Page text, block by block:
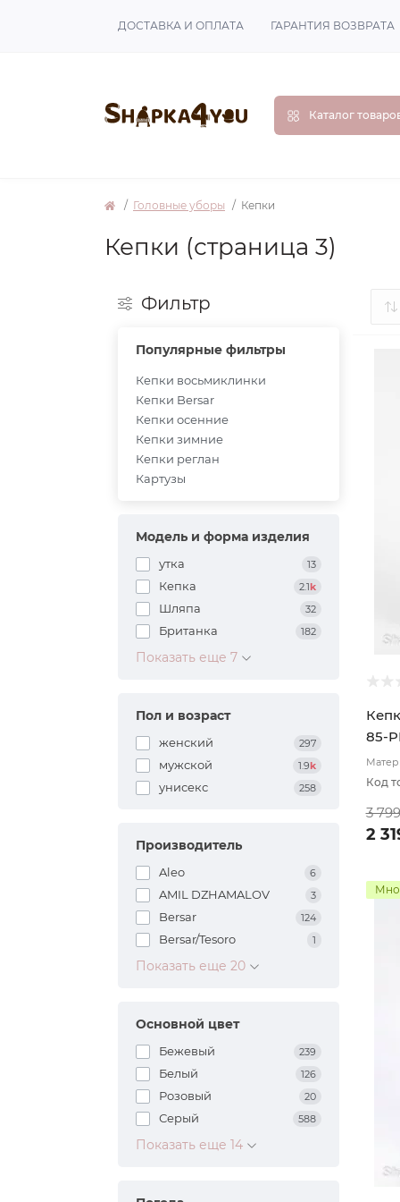
ДОСТАВКА И ОПЛАТА ГАРАНТИЯ ВОЗВРАТА
Каталог
Головные уборы Кепки
Кепки (страница 3)
Фильтр
Популярные фильтры
Кепки восьмиклинки
Кепки Bersar
Кепки осенние
Кепки зимние
Кепки реглан
Картузы
Модель и форма изделия
утка 13
Кепка 2.1k
Шляпа 32
Британка 182
Показать еще 7
Пол и возраст
женский 297
мужской 1.9k
унисекс 258
Производитель
Aleo 6
AMIL DZHAMALOV 3
Bersar 124
Bersar/Tesoro 1
Показать еще 20
Основной цвет
Бежевый 239
Белый 126
Розовый 20
Серый 588
Показать еще 14
85-
Код
3
2